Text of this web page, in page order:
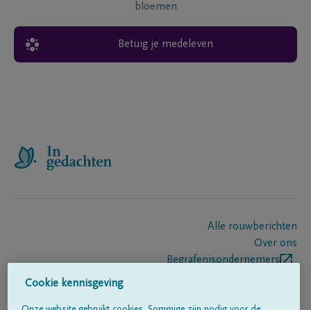
bloemen
Betuig je medeleven
Alle rouwberichten
Over ons
Begrafenisondernemers
Cookie kennisgeving